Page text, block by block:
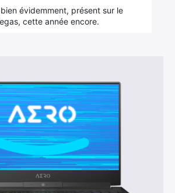
évidemment, présent sur le
cette année encore.